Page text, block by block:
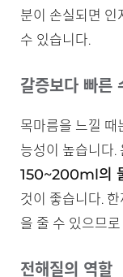
분이 손실되면 인
수 있습니다.
갈증보다 빠른
목마름을 느낄 때
능성이 높습니다.
150~200ml의
것이 좋습니다.
을 줄 수 있으므
전해질의 역할